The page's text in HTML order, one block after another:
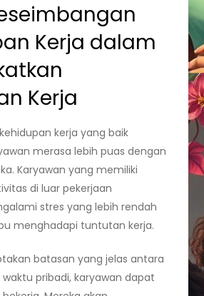
Kerja dalam
Kerja
kerja yang baik
merasa lebih puas dengan
Karyawan yang memiliki
di luar pekerjaan
stres yang lebih rendah
menghadapi tuntutan kerja.
batasan yang jelas antara
pribadi, karyawan dapat